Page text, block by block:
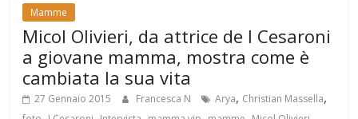
Mamme
Micol Olivieri, da attrice de I Cesaroni
a giovane mamma, mostra come è
cambiata la sua vita
27 Gennaio 2015 Francesca N Arya, Christian Massella,